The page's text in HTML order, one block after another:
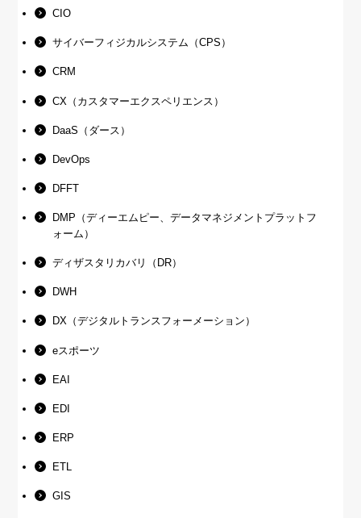
CIO
サイバーフィジカルシステム（CPS）
CRM
CX（カスタマーエクスペリエンス）
DaaS（ダース）
DevOps
DFFT
DMP（ディーエムピー、データマネジメントプラットフ
ォーム）
ディザスタリカバリ（DR）
DWH
DX（デジタルトランスフォーメーション）
eスポーツ
EAI
EDI
ERP
ETL
GIS